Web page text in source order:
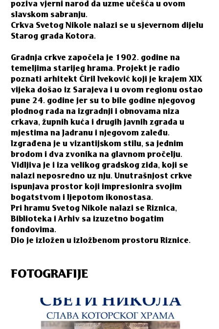
poziva vjerni narod da uzme učešća u ovom
slavskom sabranju.
Crkva Svetog Nikole nalazi se u sjevernom dijelu
Starog grada Kotora.
Gradnja crkve započela je 1902. godine na
temeljima starijeg hrama. Projekt je radio
poznati arhitekt Ćiril Iveković koji je krajem XIX
vijeka došao iz Sarajeva i u ovom regionu ostao
pune 24. godine jer su to bile godine njegovog
plodnog rada na izgradnji i obnovama niza
crkava, župnih kuća i drugih javnih zgrada u
mjestima na Jadranu i njegovom zaleđu.
Izgrađena je u vizantijskom stilu, sa jednim
brodom i dva zvonika na glavnom pročelju.
Vidljiva je i iza velikog gradskog zida, koji se
nalazi neposredno uz nju. Unutrašnjost crkve
ispunjava prostor koji impresionira svojim
bogatstvom i ljepotom ikonostasa.
Pri hramu Svetog Nikole nalazi se Riznica,
Biblioteka i Arhiv sa izuzetno bogatim
fondovima.
Dio je izložen u izložbenom prostoru Riznice.
FOTOGRAFIJE